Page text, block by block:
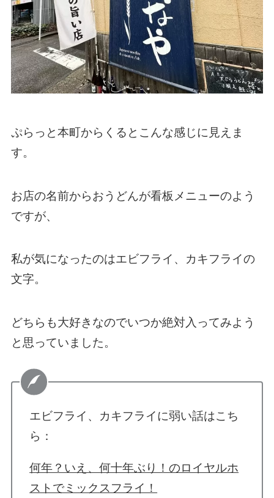
ぷらっと本町からくるとこんな感じに見えま
す。
お店の名前からおうどんが看板メニューのよう
ですが、
私が気になったのはエビフライ、カキフライの
文字。
どちらも大好きなのでいつか絶対入ってみよう
と思っていました。
エビフライ、カキフライに弱い話はこち
ら：
何年？いえ、何十年ぶり！のロイヤルホ
ストでミックスフライ！